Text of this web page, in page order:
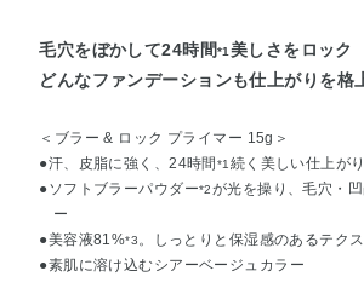
毛穴をぼかして24時間*1 美しさをロック
どんなファンデーションも仕上がりを格
＜ブラー & ロック プライマー 15g＞
●汗、皮脂に強く、24時間 *1 続く美しい仕上がり
●ソフトブラーパウダー*2が光を操り、毛穴・
ー
●美容液81%*3。しっとりと保湿感のあるテク
●素肌に溶け込むシアーベージュカラー